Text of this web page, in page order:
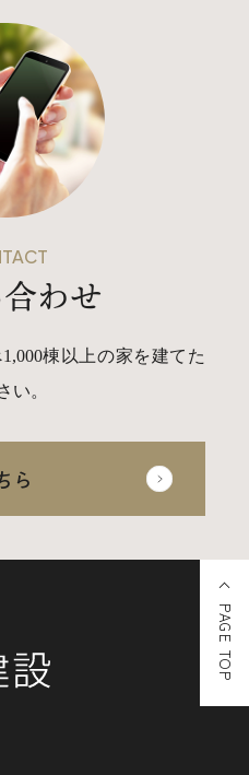
わせ
棟以上の家を建てた
い。
ら
PAGE TOP